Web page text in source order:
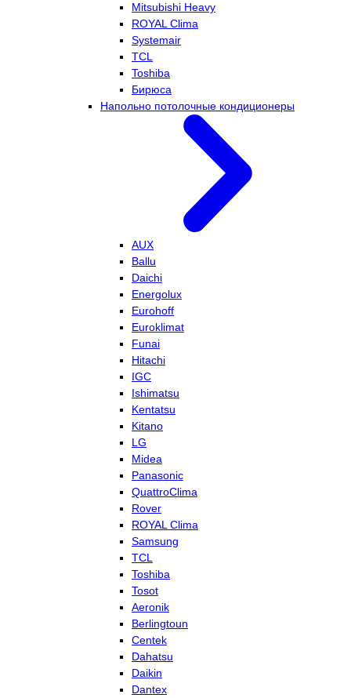
Mitsubishi Heavy
ROYAL Clima
Systemair
TCL
Toshiba
Бирюса
Напольно потолочные кондиционеры
AUX
Ballu
Daichi
Energolux
Eurohoff
Euroklimat
Funai
Hitachi
IGC
Ishimatsu
Kentatsu
Kitano
LG
Midea
Panasonic
QuattroClima
Rover
ROYAL Clima
Samsung
TCL
Toshiba
Tosot
Aeronik
Berlingtoun
Centek
Dahatsu
Daikin
Dantex